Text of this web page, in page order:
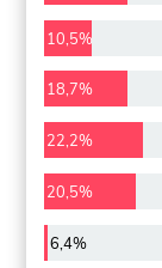
10,5%
18,7%
22,2%
20,5%
6,4%